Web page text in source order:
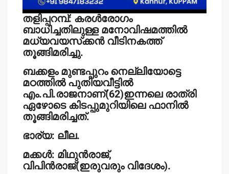
തളിപ്പറമ്പ്: കരള്‍രോഗം
ബാധിച്ചതിലുള്ള മനോവിഷമത്തില്‍
മധ്യവയസ്‌ക്കന്‍ വീടിനകത്ത്
തൂങ്ങിമരിച്ചു.
ബക്കളം മുണ്ടപ്പുറം നെല്ലിയോട്ടെ
മഠത്തില്‍ പുതിയവീട്ടില്‍
എം.പി.രാജനാണ്(62)ഇന്നലെ രാത്രി
ഏഴോടെ കിടപ്പുമുറിയിലെ ഫാനില്‍
തൂങ്ങിമരിച്ചത്.
ഭാര്യ: ലീല.
മക്കള്‍: മിഥുന്‍രാജ്,
വിപിന്‍രാജ്(ഇരുവരും വിദേശം).